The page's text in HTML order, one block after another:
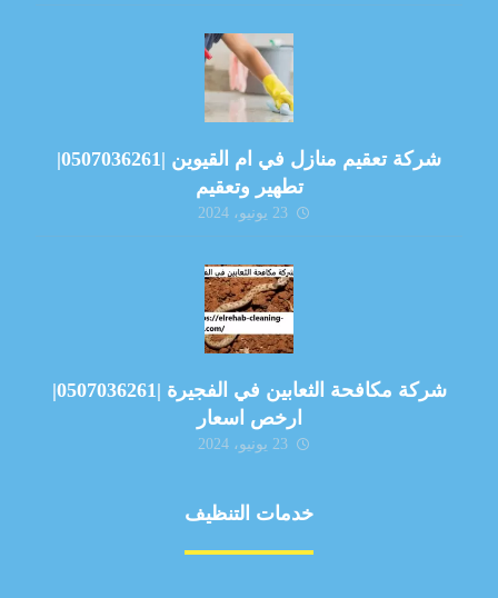
شركة تعقيم منازل في ام القيوين |0507036261|
تطهير وتعقيم
23 يونيو، 2024
شركة مكافحة الثعابين في الفجيرة |0507036261|
ارخص اسعار
23 يونيو، 2024
خدمات التنظيف